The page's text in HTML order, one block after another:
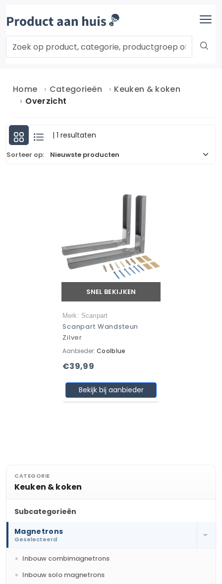
Home Categorieën
Keuken & koken
Overzicht
| 1 resultaten
Sorteer op:
SNEL BEKIJKEN
Merk: Scanpart
Scanpart Wandsteun
Zilver
Aanbieder: Coolblue
€39,99
Bekijk bij aanbieder
CATEGORIE
Keuken & koken
Subcategorieën
Magnetrons
Geselecteerd
›
Inbouw combimagnetrons
Inbouw solo magnetrons